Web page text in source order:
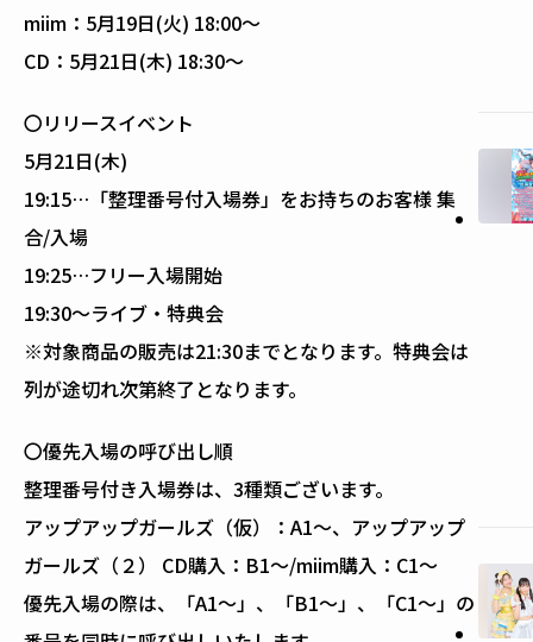
miim：5月19日(火) 18:00～
CD：5月21日(木) 18:30～
〇リリースイベント
5月21日(木)
19:15…「整理番号付入場券」をお持ちのお客様 集
合/入場
19:25…フリー入場開始
19:30～ライブ・特典会
※対象商品の販売は21:30までとなります。特典会は
列が途切れ次第終了となります。
〇優先入場の呼び出し順
整理番号付き入場券は、3種類ございます。
アップアップガールズ（仮）：A1～、アップアップ
ガールズ（２） CD購入：B1～/miim購入：C1～
優先入場の際は、「A1～」、「B1～」、「C1～」の